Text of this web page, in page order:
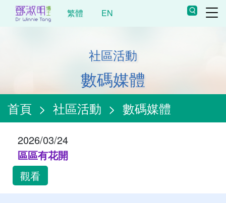
繁體 EN
社區活動
數碼媒體
首頁 > 社區活動 > 數碼媒體
2026/03/24
區區有花開
觀看